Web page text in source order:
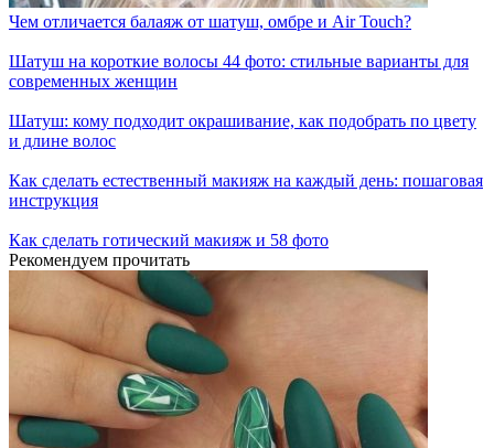
Чем отличается балаяж от шатуш, омбре и Air Touch?
Шатуш на короткие волосы 44 фото: стильные варианты для
современных женщин
Шатуш: кому подходит окрашивание, как подобрать по цвету
и длине волос
Как сделать естественный макияж на каждый день: пошаговая
инструкция
Как сделать готический макияж и 58 фото
Рекомендуем прочитать